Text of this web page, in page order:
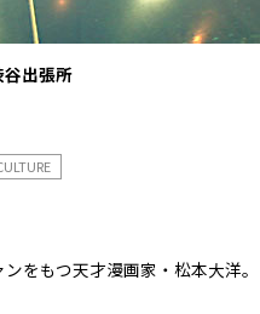
谷出張所
をもつ天才漫画家・松本大洋。